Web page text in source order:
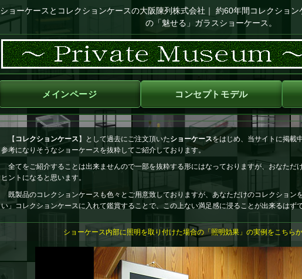
ショーケースとコレクションケースの大阪陳列株式会社 ｜ 約60年間コレクショ
の「魅せる」ガラスショーケース。
メインページ コンセプトモデル
【 コレクションケース】として過去にご注文頂いたショーケースをはじめ、当サイトに掲載
参考になりそうなショーケースを抜粋してご紹介しております。
全てをご紹介することは出来ませんので一部を抜粋する形にはなっておりますが、おなただ
ヒントになると思います。
既製品のコレクションケースも色々とご用意致しておりますが、あなただけのコレクション
い」コレクションケースに入れて鑑賞することで、この上ない満足感に浸ることが出来るはずで
ショーケース内部に照明を取り付けた場合の「照明効果」の実例をこちらか